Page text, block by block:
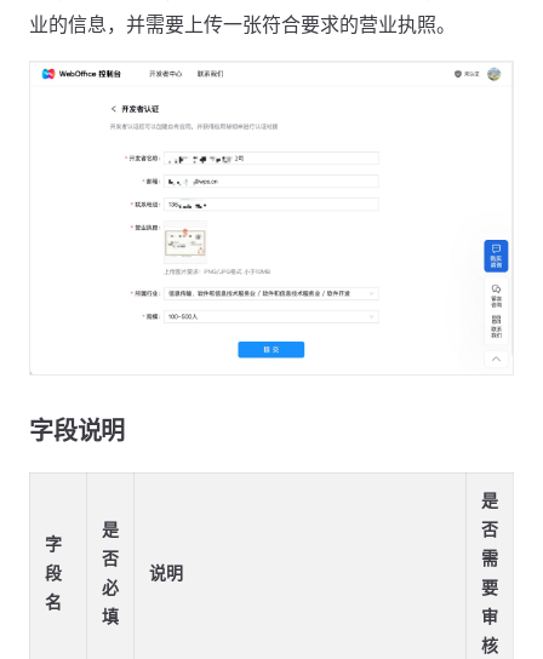
业的信息，并需要上传一张符合要求的营业执照。
字段说明
字
段
名
是
否
必
填
说明
是
否
需
要
审
核